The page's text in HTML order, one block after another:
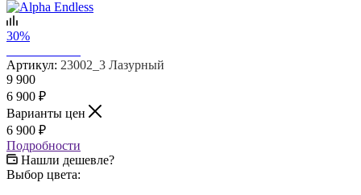
30%
Артикул: 23002_3 Лазурный
9 900
6 900 ₽
Варианты цен
6 900 ₽
Подробности
Нашли дешевле?
Выбор цвета: